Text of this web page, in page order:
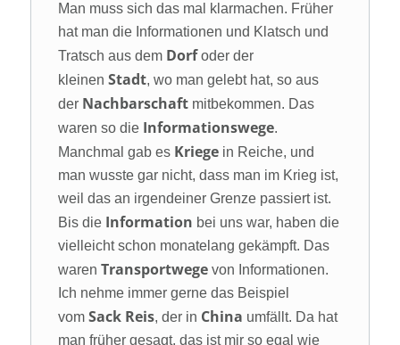
Man muss sich das mal klarmachen. Früher
hat man die Informationen und Klatsch und
Tratsch aus dem Dorfoder der
kleinen Stadt, wo man gelebt hat, so aus
der Nachbarschaftmitbekommen. Das
waren so die Informationswege.
Manchmal gab es Kriegein Reiche, und
man wusste gar nicht, dass man im Krieg ist,
weil das an irgendeiner Grenze passiert ist.
Bis die Information bei uns war, haben die
vielleicht schon monatelang gekämpft. Das
waren Transportwegevon Informationen.
Ich nehme immer gerne das Beispiel
vom Sack Reis, der in China umfällt. Da hat
man früher gesagt, das ist mir so egal wie